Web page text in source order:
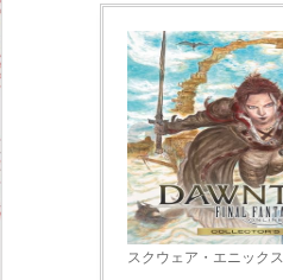
スクウェア・エニックス